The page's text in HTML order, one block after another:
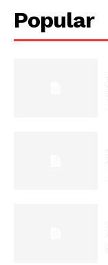
Popular